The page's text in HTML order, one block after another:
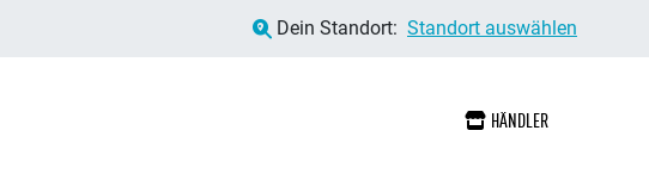
Dein Standort: Standort auswählen
HÄNDLER